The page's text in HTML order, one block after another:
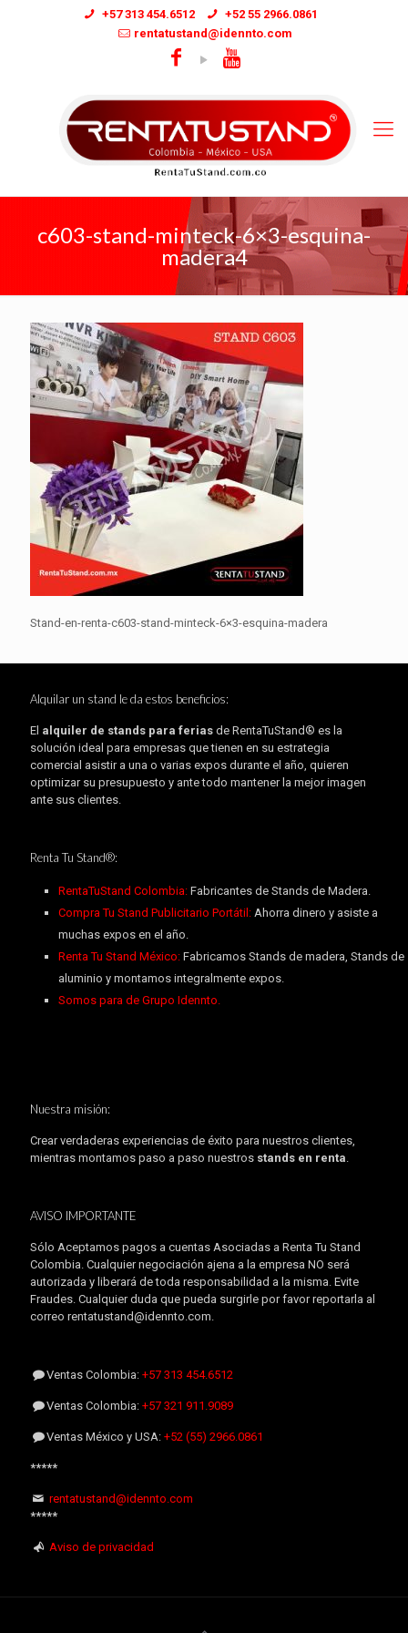
+57 313 454.6512
+52 55 2966.0861
rentatustand@idennto.com
c603-stand-minteck-6×3-esquina-
madera4
Stand-en-renta-c603-stand-minteck-6×3-esquina-madera
Alquilar un stand le da estos beneficios:
El alquiler de stands para ferias de RentaTuStand® es la
solución ideal para empresas que tienen en su estrategia
comercial asistir a una o varias expos durante el año, quieren
optimizar su presupuesto y ante todo mantener la mejor imagen
ante sus clientes.
Renta Tu Stand®:
RentaTuStand Colombia: Fabricantes de Stands de Madera.
Compra Tu Stand Publicitario Portátil:Ahorra dinero y asiste a
muchas expos en el año.
Renta Tu Stand México:Fabricamos Stands de madera, Stands de
aluminio y montamos integralmente expos.
Somos para de Grupo Idennto.
Nuestra misión:
Crear verdaderas experiencias de éxito para nuestros clientes,
mientras montamos paso a paso nuestros stands en renta.
AVISO IMPORTANTE
Sólo Aceptamos pagos a cuentas Asociadas a Renta Tu Stand
Colombia. Cualquier negociación ajena a la empresa NO será
autorizada y liberará de toda responsabilidad a la misma. Evite
Fraudes. Cualquier duda que pueda surgirle por favor reportarla al
correo rentatustand@idennto.com.
Ventas Colombia:+57 313 454.6512
Ventas Colombia:+57 321 911.9089
Ventas México y USA:+52 (55) 2966.0861
*****
rentatustand@idennto.com
*****
Aviso de privacidad